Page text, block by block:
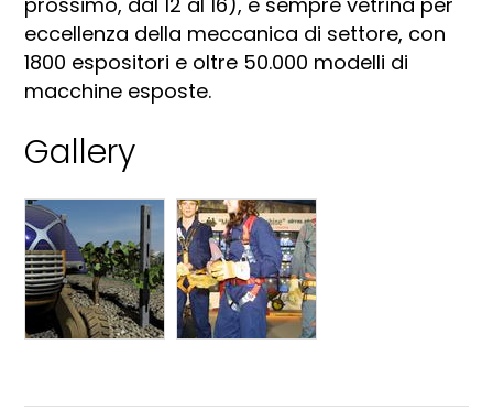
eccellenza della meccanica di settore, con
1800 espositori e oltre 50.000 modelli di
macchine esposte.
Gallery